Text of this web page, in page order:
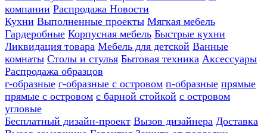
компании Распродажа Новости
Кухни Выполненные проекты Мягкая мебель
Гардеробные Корпусная мебель Быстрые кухни
Ликвидация товара Мебель для детской Ванные
комнаты Столы и стулья Бытовая техника Аксессуары
Распродажа образцов
г-образные г-образные с островом п-образные прямые
прямые с островом с барной стойкой с островом
угловые
Бесплатный дизайн-проект Вызов дизайнера Доставка